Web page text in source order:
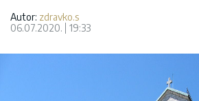
Autor: zdravko.s
06.07.2020.
19:33